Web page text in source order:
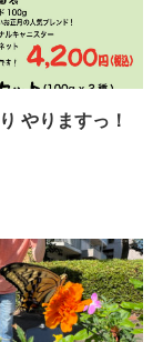
やりますっ！